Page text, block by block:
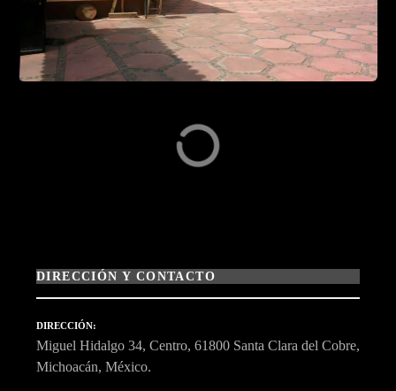
DIRECCIÓN Y CONTACTO
DIRECCIÓN
Miguel Hidalgo 34, Centro, 61800 Santa Clara del Cobre,
Michoacán, México.